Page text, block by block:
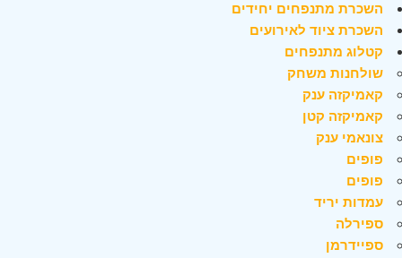
השכרת מתנפחים יחידים
השכרת ציוד לאירועים
קטלוג מתנפחים
שולחנות משחק
קאמיקזה ענק
קאמיקזה קטן
צונאמי ענק
פופים
פופים
עמדות יריד
ספירלה
ספיידרמן